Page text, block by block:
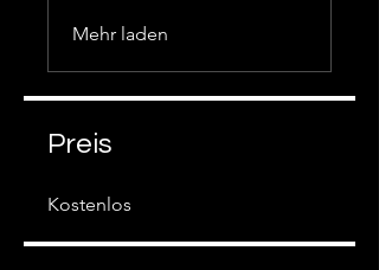
Mehr laden
Preis
Kostenlos